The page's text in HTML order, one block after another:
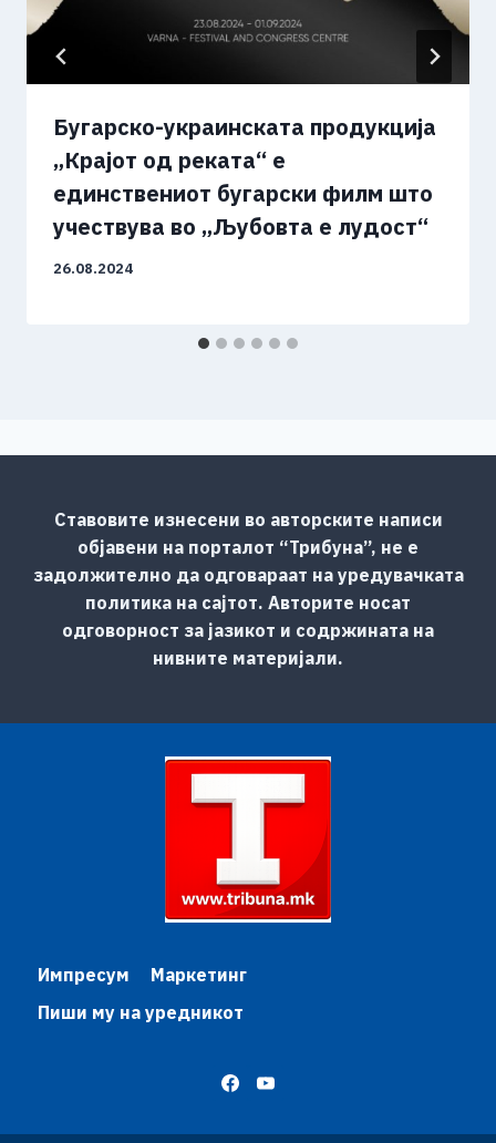
Бугарско-украинската продукција
„Крајот од реката“ е
единствениот бугарски филм што
учествува во „Љубовта е лудост“
26.08.2024
Ставовите изнесени во авторските написи
објавени на порталот “Трибуна”, не е
задолжително да одговараат на уредувачката
политика на сајтот. Авторите носат
одговорност за јазикот и содржината на
нивните материјали.
Импресум
Маркетинг
Пиши му на уредникот